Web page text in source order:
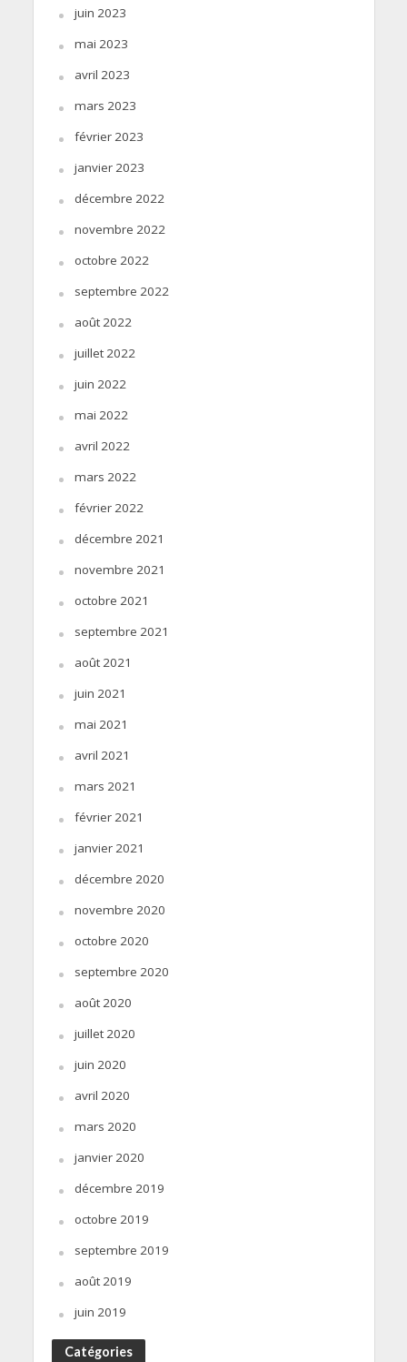
juin 2023
mai 2023
avril 2023
mars 2023
février 2023
janvier 2023
décembre 2022
novembre 2022
octobre 2022
septembre 2022
août 2022
juillet 2022
juin 2022
mai 2022
avril 2022
mars 2022
février 2022
décembre 2021
novembre 2021
octobre 2021
septembre 2021
août 2021
juin 2021
mai 2021
avril 2021
mars 2021
février 2021
janvier 2021
décembre 2020
novembre 2020
octobre 2020
septembre 2020
août 2020
juillet 2020
juin 2020
avril 2020
mars 2020
janvier 2020
décembre 2019
octobre 2019
septembre 2019
août 2019
juin 2019
Catégories